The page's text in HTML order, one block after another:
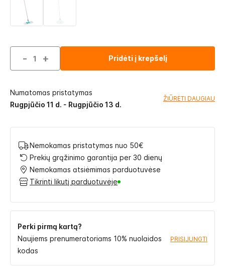
- + Pridėti į krepšelį
Numatomas pristatymas
Rugpjūčio 11 d. - Rugpjūčio 13 d.
ŽIŪRĖTI DAUGIAU
Nemokamas pristatymas nuo 50€
Prekių grąžinimo garantija per 30 dienų
Nemokamas atsiėmimas parduotuvėse
Tikrinti likutį parduotuvėje
Perki pirmą kartą?
Naujiems prenumeratoriams 10% nuolaidos
kodas
PRISIJUNGTI